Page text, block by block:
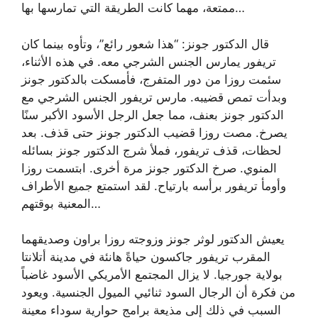
ممتعة، مهما كانت الطريقة التي تمارسها بها…
قال الدكتور جونز: “هذا شعور رائع”، وتأوه بينما كان
تريفور يمارس الجنس الشرجي معه. في هذه الأثناء،
سئمت روزا من دور المتفرج، فأمسكت بالدكتور جونز
وبدأت تمص قضيبه. مارس تريفور الجنس الشرجي مع
الدكتور جونز بعنف، مما جعل الرجل الأسود الأكبر سنًا
يصرخ. مصت روزا قضيب الدكتور جونز حتى قذف. بعد
لحظات، قذف تريفور، فملأ شرج الدكتور جونز بسائله
المنوي. صرخ الدكتور جونز مرة أخرى. ابتسمت روزا
وأومأ تريفور برأسه بارتياح. لقد استمتع جميع الأطراف
المعنية بوقتهم…
يعيش الدكتور لوثر جونز وزوجته روزا براون وصديقهما
المقرب تريفور جاكسون حياةً هانئة في مدينة أتلانتا
بولاية جورجيا. لا يزال المجتمع الأمريكي الأسود غاضباً
من فكرة أن الرجال السود ثنائيي الميول الجنسية. ويعود
السبب في ذلك إلى مذيعة برامج حوارية سوداء معينة